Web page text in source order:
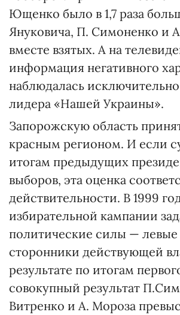
Ющенко было в 1,7 раза
Януковича, П. Симоненко и
вместе взятых. А на
информация негативного
наблюдалась
лидера «Нашей Украины».
Запорожскую область
красным регионом. И если
итогам предыдущих
выборов, эта оценка
действительности. В 1999
избирательной кампании
политические силы — левые
сторонники действующей
результате по итогам
совокупный результат
Витренко и А. Мороза